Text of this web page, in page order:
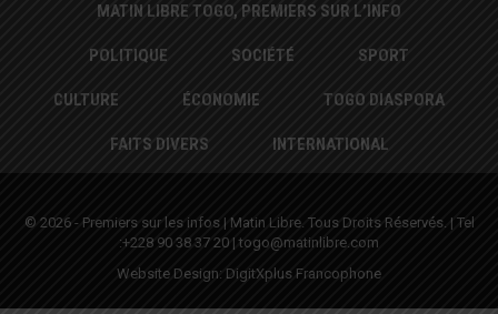
MATIN LIBRE TOGO, PREMIERS SUR L’INFO
POLITIQUE SOCIÉTÉ SPORT
CULTURE ÉCONOMIE TOGO DIASPORA
FAITS DIVERS INTERNATIONAL
© 2026 - Premiers sur les infos | Matin Libre. Tous Droits Réservés. | Tel
:+228 90 38 37 20 | togo@matinlibre.com
Website Design: DigitXplus Francophone